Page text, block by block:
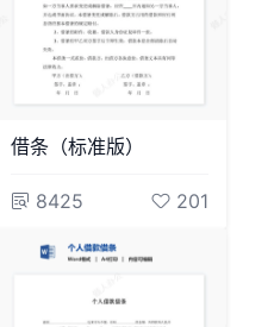
借条（标准版）
8425 201